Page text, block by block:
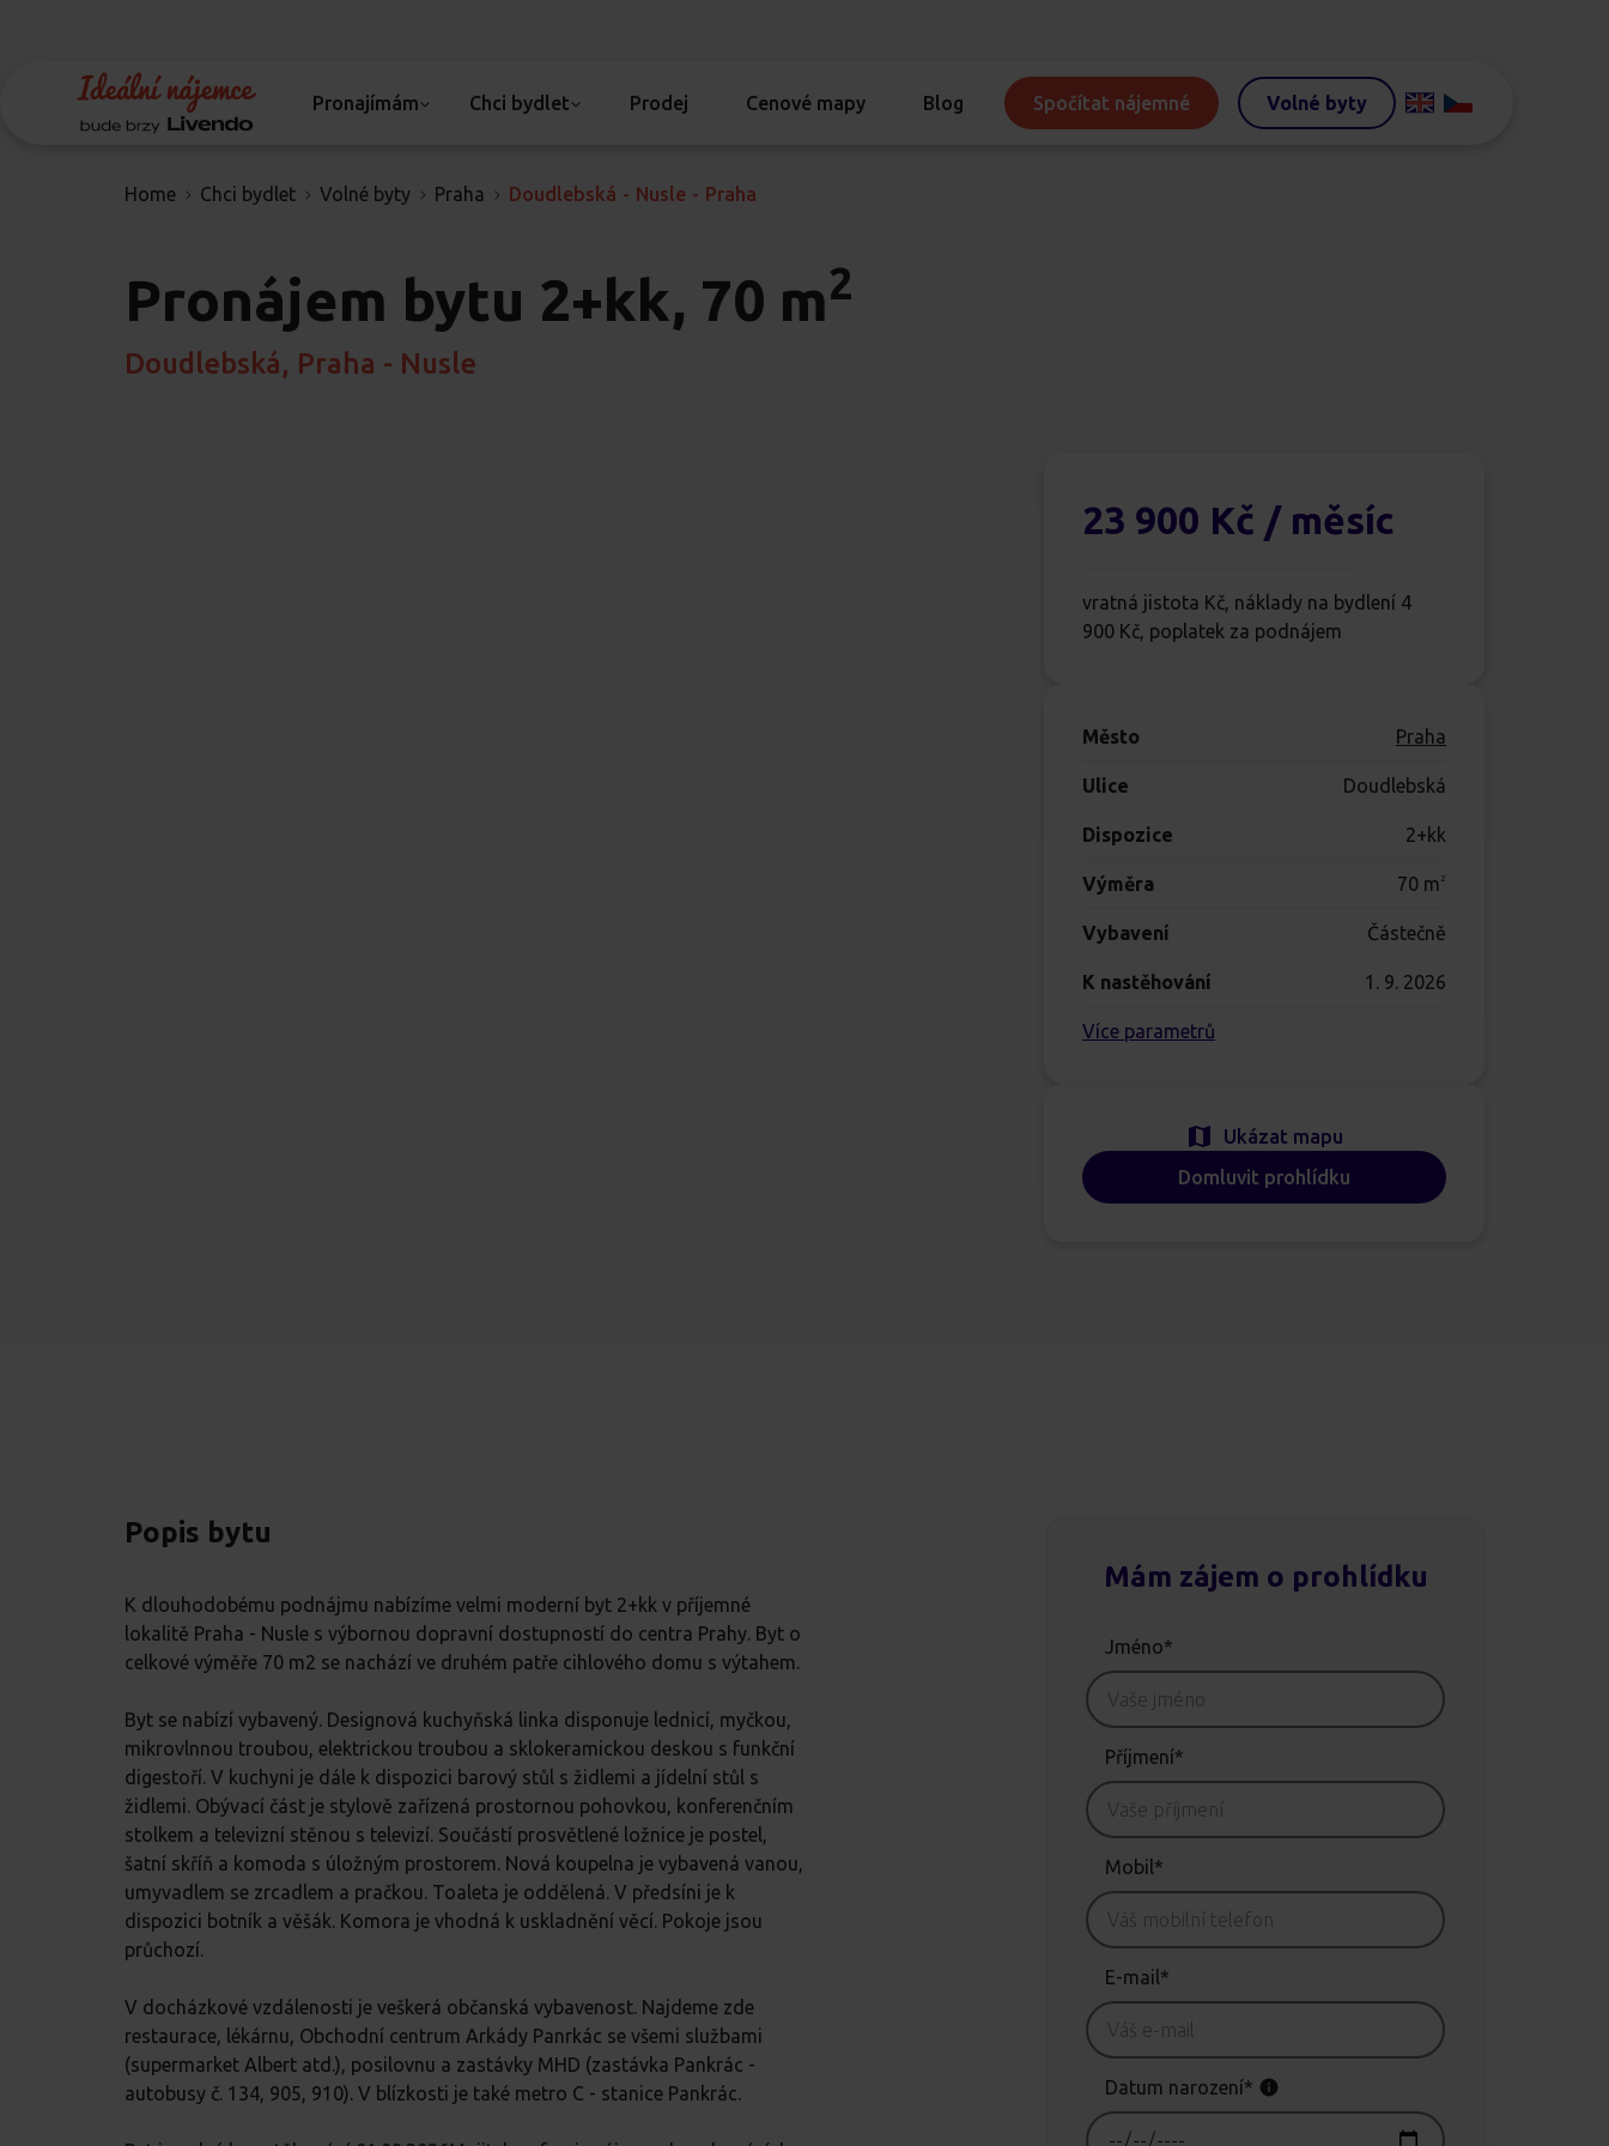
Pronajímám Chci bydlet Prodej Cenové mapy Blog Spočítat nájemné Volné byty
Home Chci bydlet Volné byty Praha Doudlebská - Nusle - Praha
Pronájem bytu 2+kk, 70 m2
Doudlebská, Praha - Nusle
23 900 Kč / měsíc
vratná jistota Kč, náklady na bydlení 4
900 Kč, poplatek za podnájem
Město Praha
Ulice Doudlebská
Dispozice 2+kk
Výměra 70 m 2
Vybavení Částečně
K nastěhování 1. 9. 2026
Více parametrů
Ukázat mapu
Domluvit prohlídku
Popis bytu
K dlouhodobému podnájmu nabízíme velmi moderní byt 2+kk v příjemné
lokalitě Praha - Nusle s výbornou dopravní dostupností do centra Prahy. Byt o
celkové výměře 70 m2 se nachází ve druhém patře cihlového domu s výtahem.
Byt se nabízí vybavený. Designová kuchyňská linka disponuje lednicí, myčkou,
mikrovlnnou troubou, elektrickou troubou a sklokeramickou deskou s funkční
digestoří. V kuchyni je dále k dispozici barový stůl s židlemi a jídelní stůl s
židlemi. Obývací část je stylově zařízená prostornou pohovkou, konferenčním
stolkem a televizní stěnou s televizí. Součástí prosvětlené ložnice je postel,
šatní skříň a komoda s úložným prostorem. Nová koupelna je vybavená vanou,
umyvadlem se zrcadlem a pračkou. Toaleta je oddělená. V předsíni je k
dispozici botník a věšák. Komora je vhodná k uskladnění věcí. Pokoje jsou
průchozí.
V docházkové vzdálenosti je veškerá občanská vybavenost. Najdeme zde
restaurace, lékárnu, Obchodní centrum Arkády Panrkác se všemi službami
(supermarket Albert atd.), posilovnu a zastávky MHD (zastávka Pankrác -
autobusy č. 134, 905, 910). V blízkosti je také metro C - stanice Pankrác.
Mám zájem o prohlídku
Jméno*
Příjmení*
Mobil*
E-mail*
Datum narození*